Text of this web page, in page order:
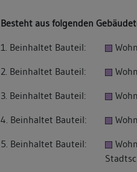
Besteht aus folgenden
1. Beinhaltet Bauteil:
2. Beinhaltet Bauteil:
3. Beinhaltet Bauteil:
4. Beinhaltet Bauteil:
5. Beinhaltet Bauteil: